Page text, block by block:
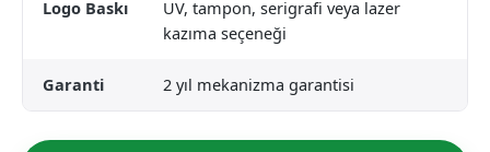
Logo Baskı
UV, tampon, serigrafi veya lazer
kazıma seçeneği
Garanti 2 yıl mekanizma garantisi